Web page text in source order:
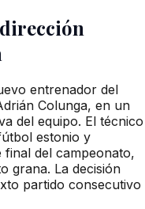
entrenador del
Colunga, en un
del equipo. El técnico
estonio y
del campeonato,
grana. La decisión
partido consecutivo